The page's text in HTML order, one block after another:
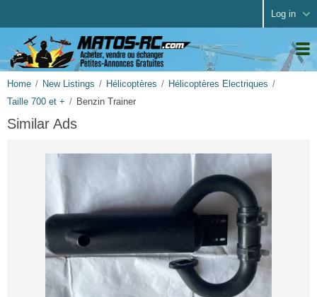
Log in
Home New Listings Hélicoptères
Hélicoptères Electriques
Taille 700 et +
Benzin Trainer
Similar Ads